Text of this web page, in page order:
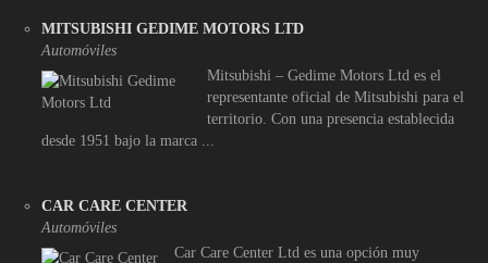
MITSUBISHI GEDIME MOTORS LTD
Automóviles
Mitsubishi – Gedime Motors Ltd es el
representante oficial de Mitsubishi para el
territorio. Con una presencia establecida
desde 1951 bajo la marca ...
CAR CARE CENTER
Automóviles
Car Care Center Ltd es una opción muy